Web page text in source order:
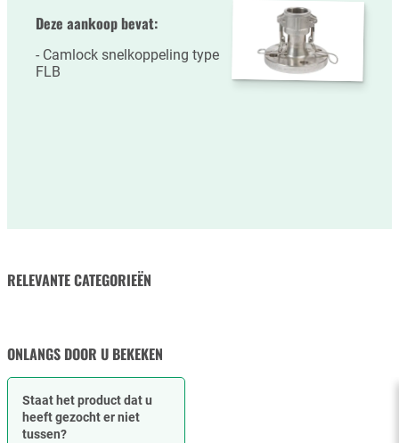
Deze aankoop bevat:
Camlock snelkoppeling type
FLB
RELEVANTE CATEGORIEËN
ONLANGS DOOR U BEKEKEN
Staat het product dat u
heeft gezocht er niet
tussen?